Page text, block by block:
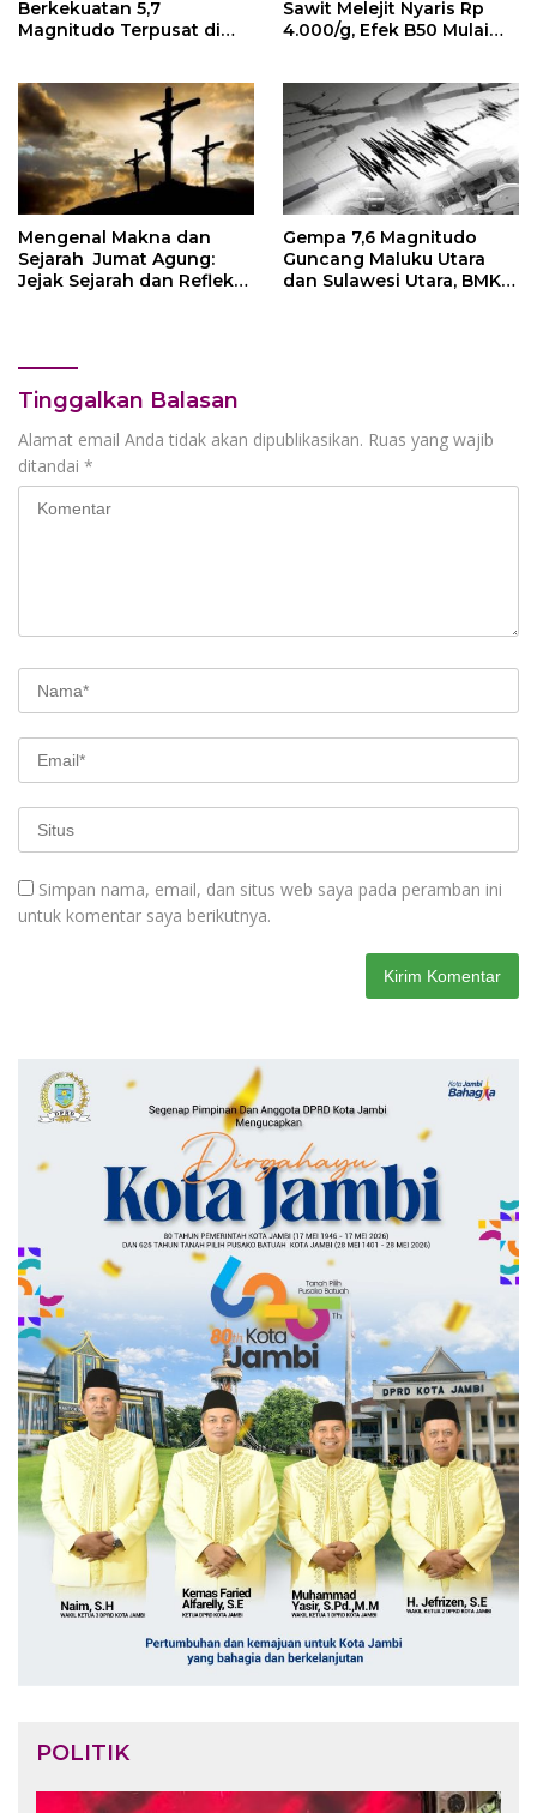
Berkekuatan 5,7
Magnitudo Terpusat di
Sawit Melejit Nyaris Rp
4.000/g, Efek B50 Mulai
Mengenal Makna dan
Sejarah Jumat Agung:
Jejak Sejarah dan Refleksi
Gempa 7,6 Magnitudo
Guncang Maluku Utara
dan Sulawesi Utara, BMKG
Tinggalkan Balasan
Alamat email Anda tidak akan dipublikasikan. Ruas yang wajib
ditandai *
Simpan nama, email, dan situs web saya pada peramban ini
untuk komentar saya berikutnya.
POLITIK